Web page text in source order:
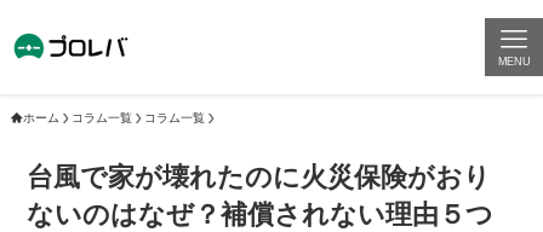
MENU
ホーム コラム一覧 コラム一覧
台風で家が壊れたのに火災保険がおり
ないのはなぜ？補償されない理由５つ